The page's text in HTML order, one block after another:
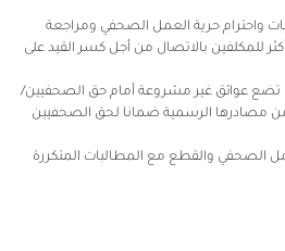
واحترام حرية العمل الصحفي ومراجعة
للمكلفين بالاتصال من أجل كسر القيد على
تضع عوائق غير مشروعة أمام حق الصحفيين/
مصادرها الرسمية ضمانا لحق الصحفيين
الصحفي والقطع مع المطالبات المتكررة